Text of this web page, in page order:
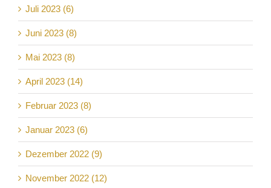
Juli 2023 (6)
Juni 2023 (8)
Mai 2023 (8)
April 2023 (14)
Februar 2023 (8)
Januar 2023 (6)
Dezember 2022 (9)
November 2022 (12)